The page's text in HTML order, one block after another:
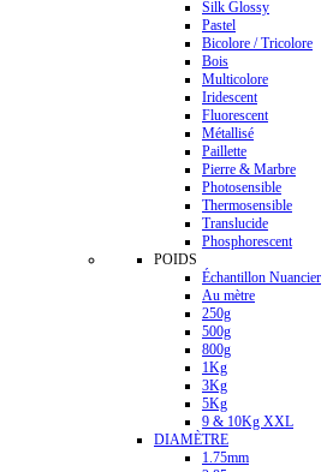
Silk Glossy
Pastel
Bicolore / Tricolore
Bois
Multicolore
Iridescent
Fluorescent
Métallisé
Paillette
Pierre & Marbre
Photosensible
Thermosensible
Translucide
Phosphorescent
POIDS
Échantillon Nuancier
Au mètre
250g
500g
800g
1Kg
3Kg
5Kg
9 & 10Kg XXL
DIAMÈTRE
1.75mm